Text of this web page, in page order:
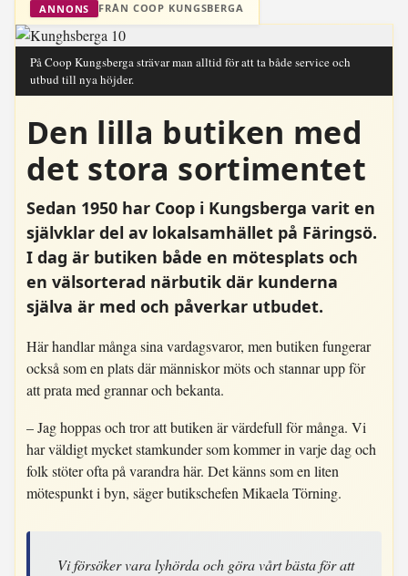
ANNONS FRÅN COOP KUNGSBERGA
På Coop Kungsberga strävar man alltid för att ta både service och
utbud till nya höjder.
Den lilla butiken med
det stora sortimentet
Sedan 1950 har Coop i Kungsberga varit en
självklar del av lokalsamhället på Färingsö.
I dag är butiken både en mötesplats och
en välsorterad närbutik där kunderna
själva är med och påverkar utbudet.
Här handlar många sina vardagsvaror, men butiken fungerar
också som en plats där människor möts och stannar upp för
att prata med grannar och bekanta.
– Jag hoppas och tror att butiken är värdefull för många. Vi
har väldigt mycket stamkunder som kommer in varje dag och
folk stöter ofta på varandra här. Det känns som en liten
mötespunkt i byn, säger butikschefen Mikaela Törning.
Vi försöker vara lyhörda och göra vårt bästa för att